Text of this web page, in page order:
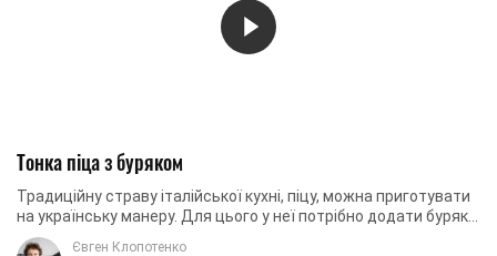
Тонка піца з буряком
Традиційну страву італійської кухні, піцу, можна приготувати
на українську манеру. Для цього у неї потрібно додати буряк,
а також домашню ковбасу. ...
Євген Клопотенко